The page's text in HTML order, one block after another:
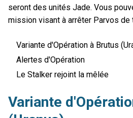
seront des unités Jade. Vous
mission visant à arrêter Parvos de
Variante d'Opération à Brutus
Alertes d'Opération
Le Stalker rejoint la mêlée
Variante